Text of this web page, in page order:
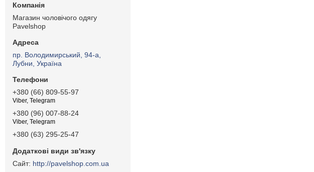
Магазин чоловічого одягу
Pavelshop
пр. Володимирський, 94-а,
Лубни, Україна
+380 (66) 809-55-97
Viber, Telegram
+380 (96) 007-88-24
Viber, Telegram
+380 (63) 295-25-47
http://pavelshop.com.ua